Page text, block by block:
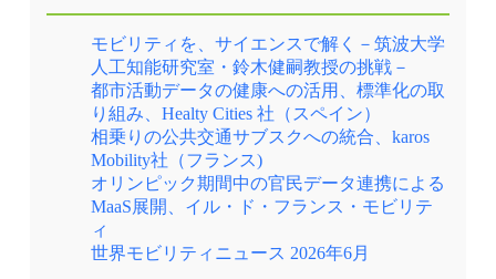
モビリティを、サイエンスで解く－筑波大学
人工知能研究室・鈴木健嗣教授の挑戦－
都市活動データの健康への活用、標準化の取
り組み、Healty Cities 社（スペイン）
相乗りの公共交通サブスクへの統合、karos
Mobility社（フランス)
オリンピック期間中の官民データ連携による
MaaS展開、イル・ド・フランス・モビリテ
ィ
世界モビリティニュース 2026年6月